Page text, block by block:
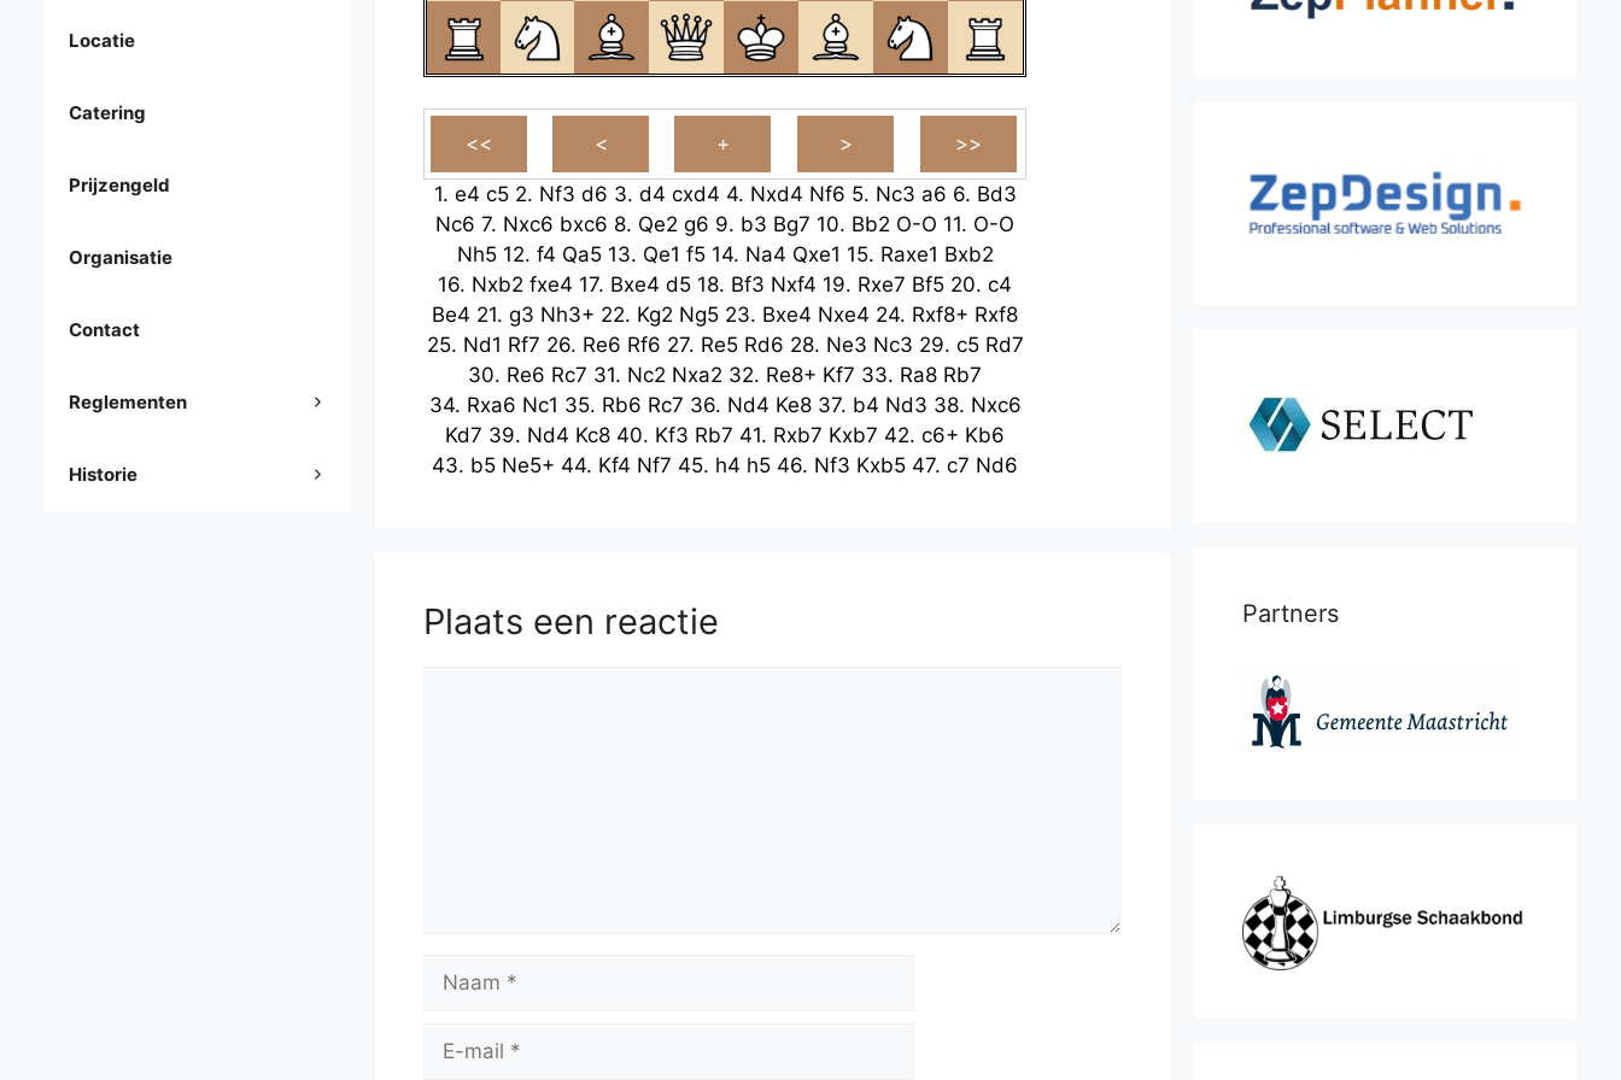
1. e4 c5 2. Nf3 d6 3. d4 cxd4 4. Nxd4 Nf6 5. Nc3 a6 6. Bd3
Nc6 7. Nxc6 bxc6 8. Qe2 g6 9. b3 Bg7 10. Bb2 O-O 11. O-O
Nh5 12. f4 Qa5 13. Qe1 f5 14. Na4 Qxe1 15. Raxe1 Bxb2
16. Nxb2 fxe4 17. Bxe4 d5 18. Bf3 Nxf4 19. Rxe7 Bf5 20. c4
Be4 21. g3 Nh3+ 22. Kg2 Ng5 23. Bxe4 Nxe4 24. Rxf8+ Rxf8
25. Nd1 Rf7 26. Re6 Rf6 27. Re5 Rd6 28. Ne3 Nc3 29. c5 Rd7
30. Re6 Rc7 31. Nc2 Nxa2 32. Re8+ Kf7 33. Ra8 Rb7
34. Rxa6 Nc1 35. Rb6 Rc7 36. Nd4 Ke8 37. b4 Nd3 38. Nxc6
Kd7 39. Nd4 Kc8 40. Kf3 Rb7 41. Rxb7 Kxb7 42. c6+ Kb6
43. b5 Ne5+ 44. Kf4 Nf7 45. h4 h5 46. Nf3 Kxb5 47. c7 Nd6
Plaats een reactie
mail
Locatie
Catering
Prijzengeld
Organisatie
Contact
Reglementen
Historie
Partners